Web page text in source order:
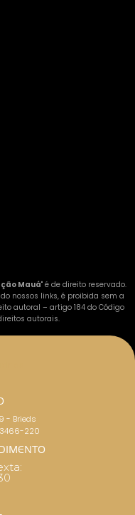
Mauá" é de direito reservado.
nossos links, é proibida sem a
autoral – artigo 184 do Código
autorais.
- Brieds
220